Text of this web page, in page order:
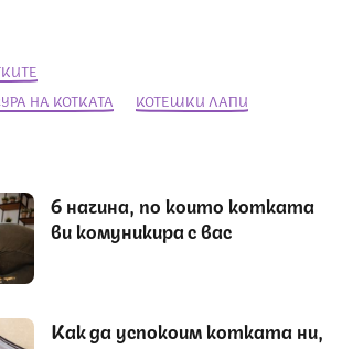
НА КОТКАТА
КОТЕШКИ ЛАПИ
6 начина, по които котката
ви комуникира с вас
Как да успокоим котката ни,